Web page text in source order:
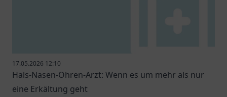
17.05.2026 12:10
Hals-Nasen-Ohren-Arzt: Wenn es um mehr als nur
eine Erkältung geht